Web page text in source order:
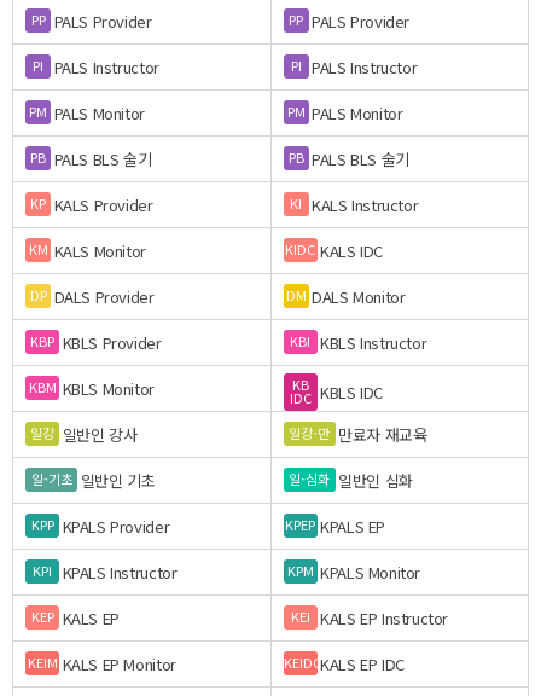
PP PALS Provider PP PALS Provider
PI PALS Instructor PI PALS Instructor
PM PALS Monitor PM PALS Monitor
PB PALS BLS 술기 PB PALS BLS 술기
KP KALS Provider KI KALS Instructor
KM KALS Monitor KIDC KALS IDC
DP DALS Provider DM DALS Monitor
KBP KBLS Provider KBI KBLS Instructor
KBM KBLS Monitor KB
IDC KBLS IDC
일강 일반인 강사 일강-만 만료자 재교육
일-기초 일반인 기초 일-심화 일반인 심화
KPP KPALS Provider KPEP KPALS EP
KPI KPALS Instructor KPM KPALS Monitor
KEP KALS EP KEI KALS EP Instructor
KEIM KALS EP Monitor KEIDCKALS EP IDC